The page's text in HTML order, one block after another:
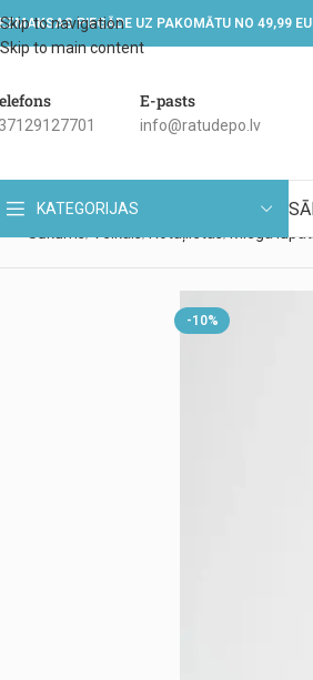
Skip to navigation
Skip to main content
PIEGĀDE UZ PAKOMĀTU NO 49,99
E-pasts
info@ratudepo.lv
KATEGORIJAS
-10%